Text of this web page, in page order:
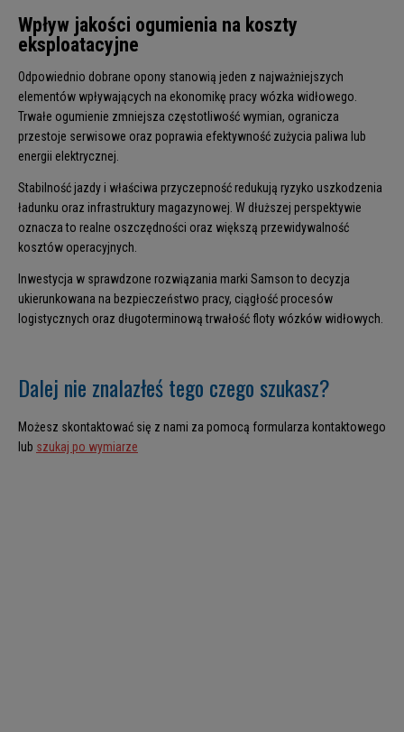
Wpływ jakości ogumienia na koszty
eksploatacyjne
Odpowiednio dobrane opony stanowią jeden z najważniejszych
elementów wpływających na ekonomikę pracy wózka widłowego.
Trwałe ogumienie zmniejsza częstotliwość wymian, ogranicza
przestoje serwisowe oraz poprawia efektywność zużycia paliwa lub
energii elektrycznej.
Stabilność jazdy i właściwa przyczepność redukują ryzyko uszkodzenia
ładunku oraz infrastruktury magazynowej. W dłuższej perspektywie
oznacza to realne oszczędności oraz większą przewidywalność
kosztów operacyjnych.
Inwestycja w sprawdzone rozwiązania marki Samson to decyzja
ukierunkowana na bezpieczeństwo pracy, ciągłość procesów
logistycznych oraz długoterminową trwałość floty wózków widłowych.
Dalej nie znalazłeś tego czego szukasz?
Możesz skontaktować się z nami za pomocą formularza kontaktowego
lub szukaj po wymiarze